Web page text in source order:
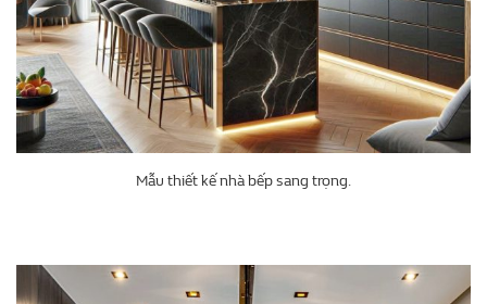
Mẫu thiết kế nhà bếp sang trọng.